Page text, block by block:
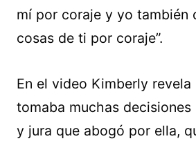
mí por coraje y yo también
cosas de ti por coraje”.
En el video Kimberly revela
tomaba muchas decisiones
y jura que abogó por ella,